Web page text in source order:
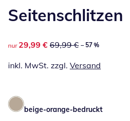
Seitenschlitzen
reduzierter Preis 29,99 €,
nur 29,99 € 69,99 € – 57 %
inkl. MwSt. zzgl. Versand
beige-orange-bedruckt